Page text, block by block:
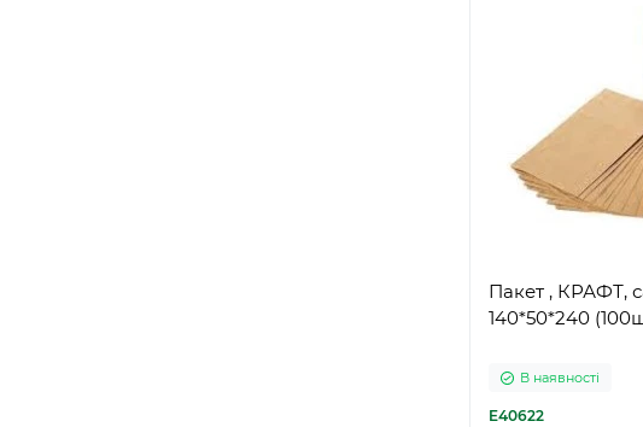
Пакет , КРАФТ,
140*50*240
В наявності
E40622